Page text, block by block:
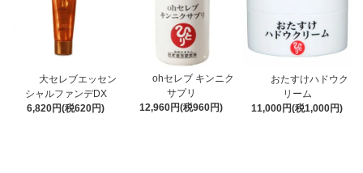
大セレブエッセン
シャルファンデDX
6,820円(税620円)
ohセレブ キンニク
サプリ
12,960円(税960円)
おたすけハドウク
リーム
11,000円(税1,000円)